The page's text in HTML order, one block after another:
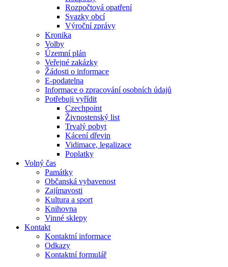
Rozpočtová opatření
Svazky obcí
Výroční zprávy
Kronika
Volby
Územní plán
Veřejné zakázky
Žádosti o informace
E-podatelna
Informace o zpracování osobních údajů
Potřebuji vyřídit
Czechpoint
Živnostenský list
Trvalý pobyt
Kácení dřevin
Vidimace, legalizace
Poplatky
Volný čas
Památky
Občanská vybavenost
Zajímavosti
Kultura a sport
Knihovna
Vinné sklepy
Kontakt
Kontaktní informace
Odkazy
Kontaktní formulář